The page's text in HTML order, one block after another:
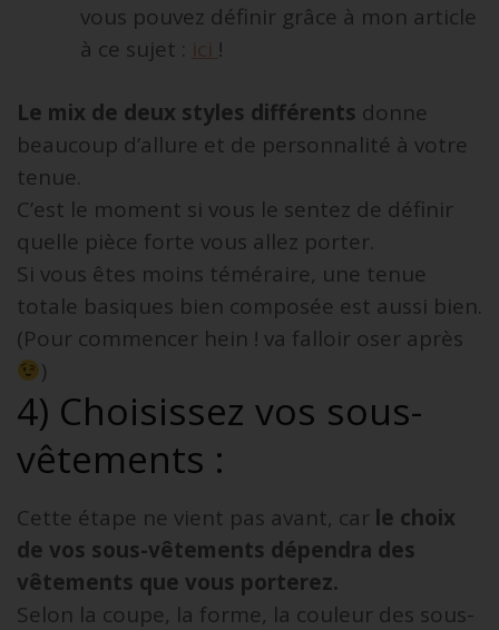
vous pouvez définir grâce à mon article
à ce sujet : ici !
Le mix de deux styles différents donne
beaucoup d’allure et de personnalité à votre
tenue.
C’est le moment si vous le sentez de définir
quelle pièce forte vous allez porter.
Si vous êtes moins téméraire, une tenue
totale basiques bien composée est aussi bien.
(Pour commencer hein ! va falloir oser après
)
4) Choisissez vos sous-
vêtements :
Cette étape ne vient pas avant, car le choix
de vos sous-vêtements dépendra des
vêtements que vous porterez.
Selon la coupe, la forme, la couleur des sous-